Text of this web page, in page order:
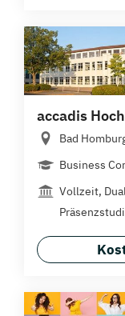
accadis
Bad
Business
Vollzeit,